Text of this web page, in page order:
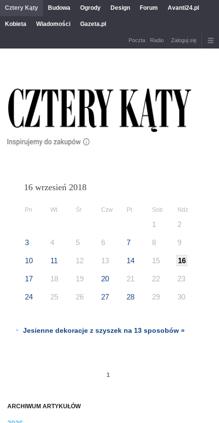
Cztery Kąty Budowa Ogrody Design Forum Avanti24.pl
Kobieta Wiadomości Gazeta.pl
Poczta Radio Zaloguj się
ARCHIWUM ARTYKUŁÓW
16 wrzesień 2018
Pn Wt Śr Czw Pt Sob Ndz
1 2
3 4 5 6 7 8 9
10 11 12 13 14 15 16
17 18 19 20 21 22 23
24 25 26 27 28 29 30
Jesienne dekoracje z szyszek na 13 sposobów »
1